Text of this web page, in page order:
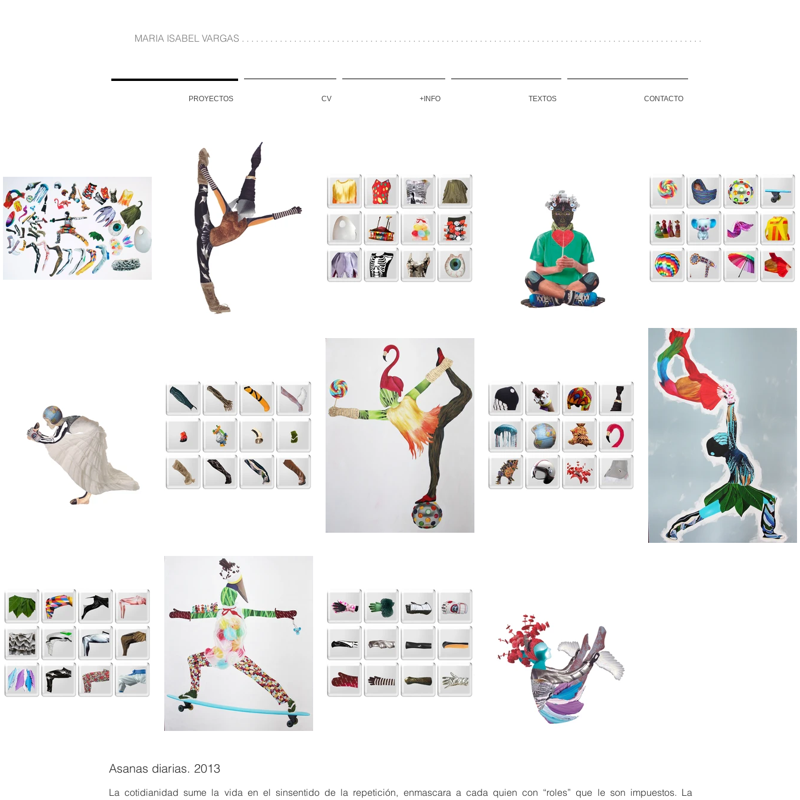
MARIA ISABEL VARGAS . . . . . . . . . . . . . . . . . . . . . . . . . . . . . . . . . . . . . . . . . . . . . . . . . . . . . . . . . . . . . . . . . . . . . . . . . . . . . . . . . . . . . . . . . . . . . . . . .
PROYECTOS CV +INFO TEXTOS CONTACTO
Asanas diarias. 2013
La cotidianidad sume la vida en el sinsentido de la repetición, enmascara a cada quien con “roles” que le son impuestos. La